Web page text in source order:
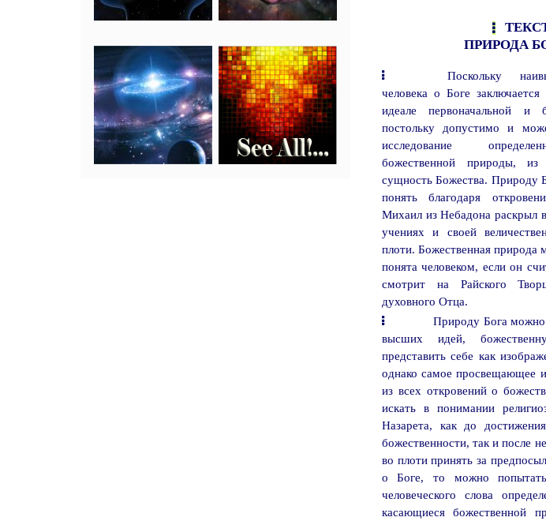
ПРИРОДА
Поскольку
человека о Боге
идеале первоначальной и
постольку допустимо и
исследование
божественной природы, из
сущность Божества. Природу
понять благодаря
Михаил из Небадона раскрыл
учениях и своей
плоти. Божественная природа
понята человеком, если он
смотрит на Райского
духовного Отца.
Природу Бога можно
высших идей,
представить себе как
однако самое просвещающее
из всех откровений о
искать в понимании
Назарета, как до
божественности, так и после
во плоти принять за
о Боге, то можно
человеческого слова
касающиеся божественной